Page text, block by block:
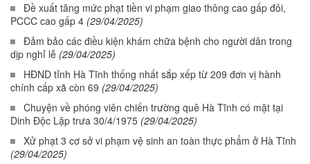
Đề xuất tăng mức phạt tiền vi phạm giao thông cao gấp đôi,
PCCC cao gấp 4 (29/04/2025)
Đảm bảo các điều kiện khám chữa bệnh cho người dân trong
dịp nghỉ lễ (29/04/2025)
HĐND tỉnh Hà Tĩnh thống nhất sắp xếp từ 209 đơn vị hành
chính cấp xã còn 69 (29/04/2025)
Chuyện về phóng viên chiến trường quê Hà Tĩnh có mặt tại
Dinh Độc Lập trưa 30/4/1975 (29/04/2025)
Xử phạt 3 cơ sở vi phạm vệ sinh an toàn thực phẩm ở Hà Tĩnh
(29/04/2025)